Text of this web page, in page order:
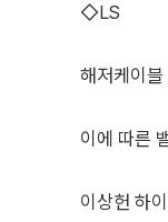
◇LS
해저케이
이에 따른
이상헌 하